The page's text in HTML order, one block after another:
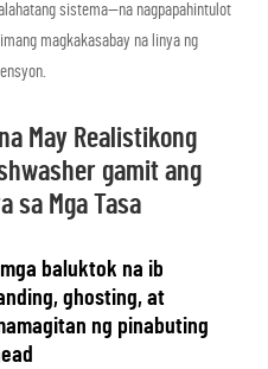
sistema—na nagpapahintulot
magkakasabay na linya ng
May Realistikong
gamit ang
sa Mga Tasa
baluktok na ib
ghosting, at
ng pinabuting